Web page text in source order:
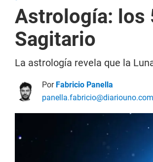
Astrología: los
Sagitario
La astrología revela que la
Por Fabricio Panella